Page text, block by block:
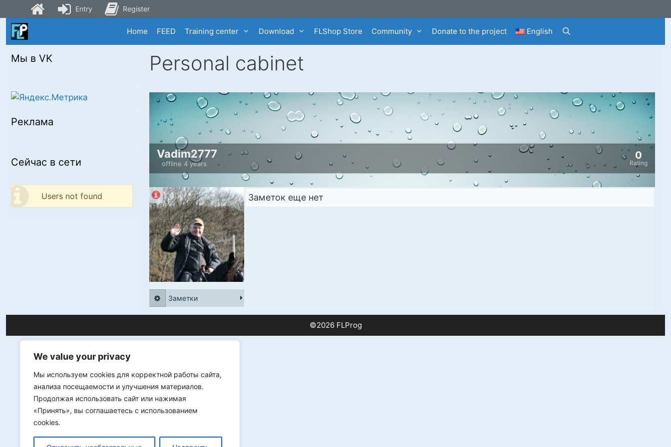
We value your privacy
Мы используем cookies для корректной работы сайта,
анализа посещаемости и улучшения материалов.
Продолжая использовать сайт или нажимая
«Принять», вы соглашаетесь с использованием
cookies.
Skip
Home FEED Training center Download FLShop Store Community Donate to the project English
Personal cabinet
Vadim2777
offline 4 years Rating
0
Заметки
Заметок еще нет
Мы в VK
Реклама
Сейчас в сети
Users not found
©2026 FLProg
Entry Register